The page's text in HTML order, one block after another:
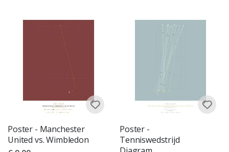
Poster - Manchester
United vs. Wimbledon
Poster -
Tenniswedstrijd